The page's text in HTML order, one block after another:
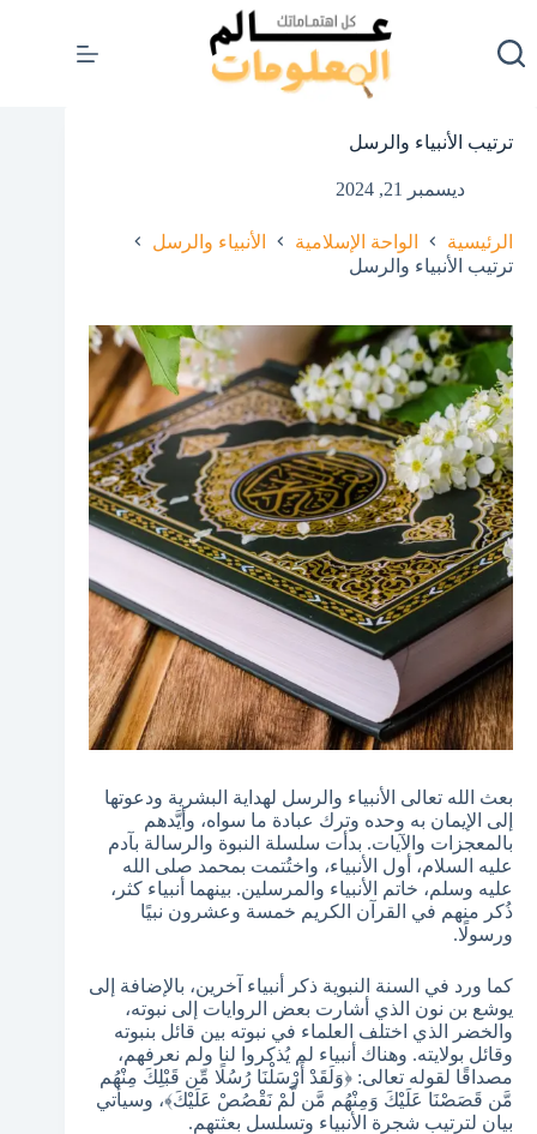
المحتوى
ترتيب الأنبياء والرسل
ديسمبر 21, 2024
الرئيسية الواحة الإسلامية
الأنبياء والرسل
ترتيب الأنبياء والرسل
بعث الله تعالى الأنبياء والرسل لهداية البشرية ودعوتها
إلى الإيمان به وحده وترك عبادة ما سواه، وأيَّدهم
بالمعجزات والآيات. بدأت سلسلة النبوة والرسالة بآدم
عليه السلام، أول الأنبياء، واختُتمت بمحمد صلى الله
عليه وسلم، خاتم الأنبياء والمرسلين. بينهما أنبياء كثر،
ذُكر منهم في القرآن الكريم خمسة وعشرون نبيًا
ورسولًا.
كما ورد في السنة النبوية ذكر أنبياء آخرين، بالإضافة إلى
يوشع بن نون الذي أشارت بعض الروايات إلى نبوته،
والخضر الذي اختلف العلماء في نبوته بين قائل بنبوته
وقائل بولايته. وهناك أنبياء لم يُذكروا لنا ولم نعرفهم،
مصداقًا لقوله تعالى: ﴿وَلَقَدْ أَرْسَلْنَا رُسُلًا مِّن قَبْلِكَ مِنْهُم
مَّن قَصَصْنَا عَلَيْكَ وَمِنْهُم مَّن لَّمْ نَقْصُصْ عَلَيْكَ﴾، وسيأتي
بيان لترتيب شجرة الأنبياء وتسلسل بعثتهم.